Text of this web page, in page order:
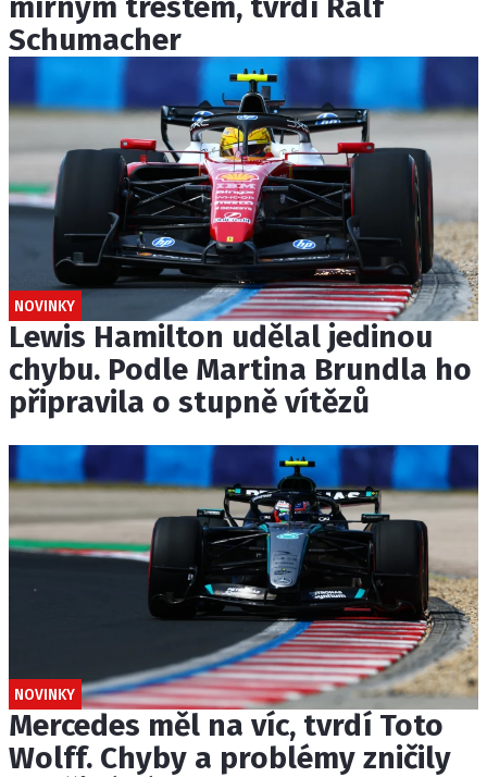
Schumacher
NOVINKY
Lewis Hamilton udělal jedinou
chybu. Podle Martina Brundla ho
připravila o stupně vítězů
NOVINKY
Mercedes měl na víc, tvrdí Toto
Wolff. Chyby a problémy zničily